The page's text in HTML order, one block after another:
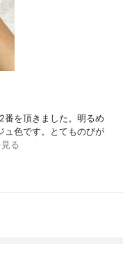
番を頂きました。明るめ
ュ色です。とてものびが
る